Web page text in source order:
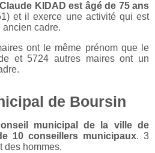
KIDAD est âgé de 75 ans
et il exerce une activité qui est
cadre.
ont le même prénom que le
et 5724 autres maires ont un
de Boursin
municipal de la ville de
10 conseillers municipaux. 3
des hommes.